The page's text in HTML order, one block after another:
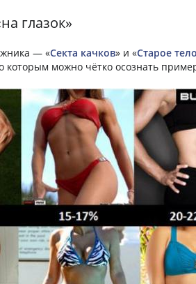
глазок»
— «Секта качков» и «Старое
которым можно чётко осознать